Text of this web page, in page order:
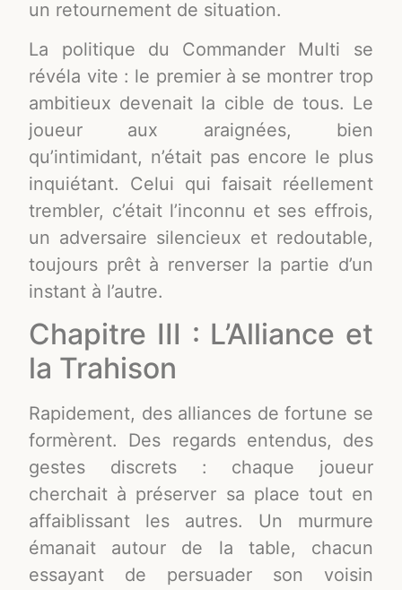
un retournement de situation.
La politique du Commander Multi se
révéla vite : le premier à se montrer trop
ambitieux devenait la cible de tous. Le
joueur aux araignées, bien
qu’intimidant, n’était pas encore le plus
inquiétant. Celui qui faisait réellement
trembler, c’était l’inconnu et ses effrois,
un adversaire silencieux et redoutable,
toujours prêt à renverser la partie d’un
instant à l’autre.
Chapitre III : L’Alliance et
la Trahison
Rapidement, des alliances de fortune se
formèrent. Des regards entendus, des
gestes discrets : chaque joueur
cherchait à préserver sa place tout en
affaiblissant les autres. Un murmure
émanait autour de la table, chacun
essayant de persuader son voisin